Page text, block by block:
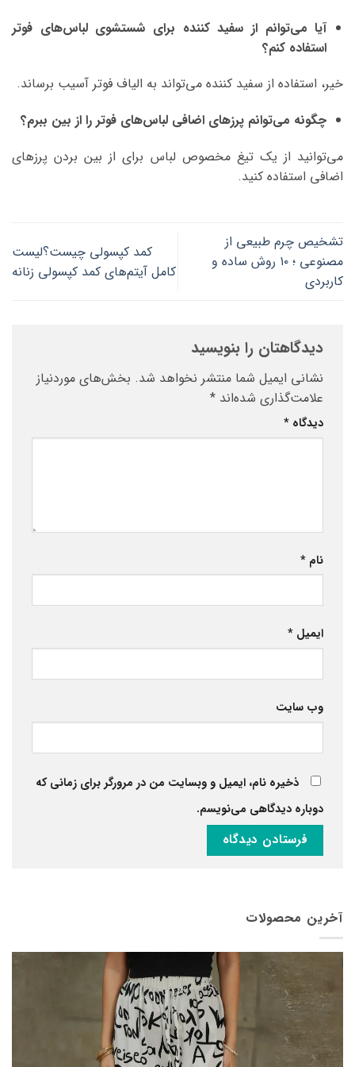
آیا می‌توانم از سفید کننده برای شستشوی لباس‌های فوتر
استفاده کنم؟
خیر، استفاده از سفید کننده می‌تواند به الیاف فوتر آسیب برساند.
چگونه می‌توانم پرزهای اضافی لباس‌های فوتر را از بین ببرم؟
می‌توانید از یک تیغ مخصوص لباس برای از بین بردن پرزهای
اضافی استفاده کنید.
تشخیص چرم طبیعی از
مصنوعی ؛ ۱۰ روش ساده و
کاربردی
کمد کپسولی چیست؟لیست
کامل آیتم‌های کمد کپسولی زنانه
دیدگاهتان را بنویسید
نشانی ایمیل شما منتشر نخواهد شد. بخش‌های موردنیاز
علامت‌گذاری شده‌اند *
دیدگاه *
نام *
ایمیل *
وب‌ سایت
ذخیره نام، ایمیل و وبسایت من در مرورگر برای زمانی که
دوباره دیدگاهی می‌نویسم.
آخرین محصولات